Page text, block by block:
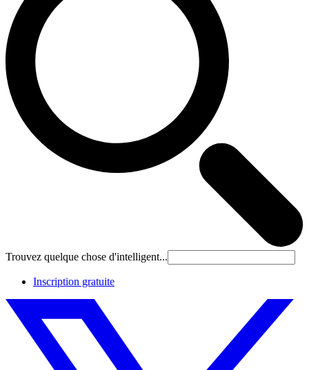
Trouvez quelque chose d'intelligent...
Inscription gratuite